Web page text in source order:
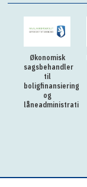
Økonomisk
sagsbehandler
til
boligfinansiering
og
låneadministration